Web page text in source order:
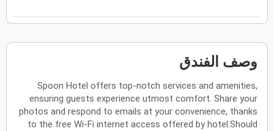
فبراير 2027
مارس 2027
حالأحد نالاثنينثالثلاثاءرالأربعاءخالخميس
جالجمعةس السبت
وصف الفندق
Spoon Hotel offers top-notch services and amenities,
ensuring guests experience utmost comfort. Share your
photos and respond to emails at your convenience, thanks
to the free Wi-Fi internet access offered by hotel.Should